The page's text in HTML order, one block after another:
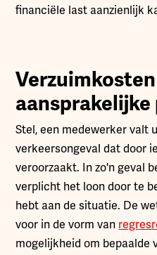
financiële last aanzienlijk
Stel, een medewerker valt
verkeersongeval dat door
veroorzaakt. In zo'n geval
verplicht het loon door te
hebt aan de situatie. De
voor in de vorm van
mogelijkheid om bepaalde